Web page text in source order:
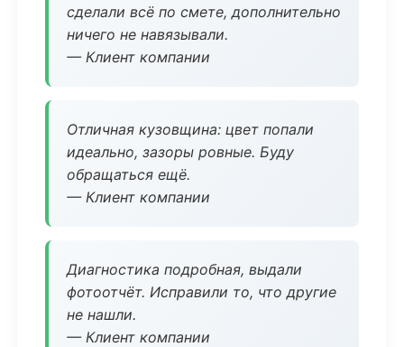
сделали всё по смете, дополнительно
ничего не навязывали.
— Клиент компании
Отличная кузовщина: цвет попали
идеально, зазоры ровные. Буду
обращаться ещё.
— Клиент компании
Диагностика подробная, выдали
фотоотчёт. Исправили то, что другие
не нашли.
— Клиент компании